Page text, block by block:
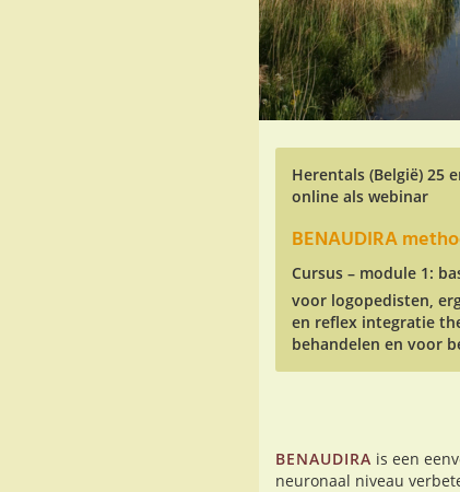
Herentals (België) 25
online als webinar
BENAUDIRA
Cursus – module 1:
voor logopedisten,
en reflex integratie
behandelen en voor
BENAUDIRA is een
neuronaal niveau